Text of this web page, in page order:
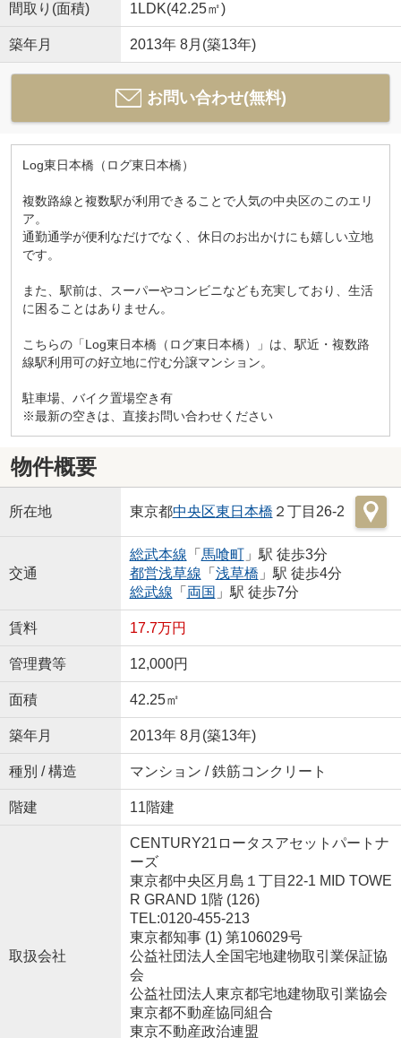
間取り(面積) 1LDK(42.25㎡)
築年月 2013年 8月(築13年)
お問い合わせ(無料)
Log東日本橋（ログ東日本橋）
複数路線と複数駅が利用できることで人気の中央区のこのエリ
ア。
通勤通学が便利なだけでなく、休日のお出かけにも嬉しい立地
です。
また、駅前は、スーパーやコンビニなども充実しており、生活
に困ることはありません。
こちらの「Log東日本橋（ログ東日本橋）」は、駅近・複数路
線駅利用可の好立地に佇む分譲マンション。
駐車場、バイク置場空き有
※最新の空きは、直接お問い合わせください
物件概要
所在地 東京都中央区東日本橋 ２丁目26-2
交通
総武本線 「 馬喰町」駅 徒歩3分
都営浅草線 「 浅草橋 」駅 徒歩4分
総武線 「 両国 」駅 徒歩7分
賃料 17.7万円
管理費等 12,000円
面積 42.25㎡
築年月 2013年 8月(築13年)
種別 / 構造 マンション / 鉄筋コンクリート
階建 11階建
取扱会社
CENTURY21ロータスアセットパートナ
ーズ
東京都中央区月島１丁目22-1 MID TOWE
R GRAND 1階 (126)
TEL:0120-455-213
東京都知事 (1) 第106029号
公益社団法人全国宅地建物取引業保証協
会
公益社団法人東京都宅地建物取引業協会
東京都不動産協同組合
東京不動産政治連盟